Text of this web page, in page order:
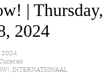
| Thursday,
2024
2024
, INTERNATIONAAL